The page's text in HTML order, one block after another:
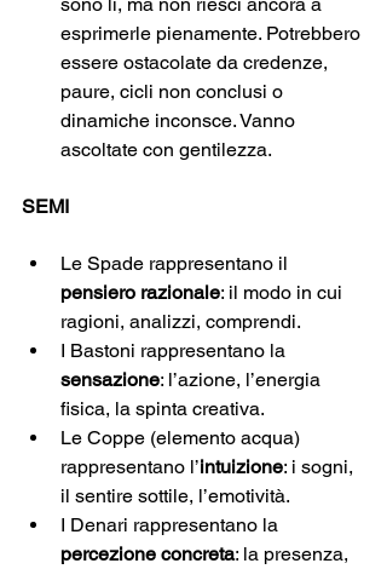
esprimerle pienamente. Potrebbero
essere ostacolate da credenze,
paure, cicli non conclusi o
dinamiche inconsce. Vanno
ascoltate con gentilezza.
SEMI
Le Spade rappresentano il
pensiero razionale: il modo in cui
ragioni, analizzi, comprendi.
I Bastoni rappresentano la
sensazione: l’azione, l’energia
fisica, la spinta creativa.
Le Coppe (elemento acqua)
rappresentano l’intuizione: i sogni,
il sentire sottile, l’emotività.
I Denari rappresentano la
percezione concreta: la presenza,